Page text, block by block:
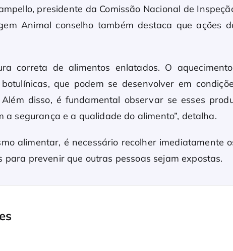
presidente da Comissão Nacional de
Animal conselho também destaca que ações
correta de alimentos enlatados. O
que podem se desenvolver em
disso, é fundamental observar se esses
a segurança e a qualidade do alimento”, detalha.
alimentar, é necessário recolher imediatamente
prevenir que outras pessoas sejam expostas.